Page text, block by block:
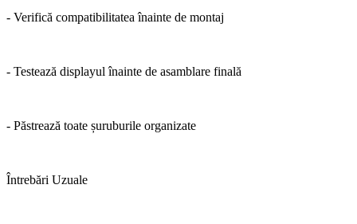
- Verifică compatibilitatea înainte de montaj
- Testează displayul înainte de asamblare finală
- Păstrează toate șuruburile organizate
Întrebări Uzuale